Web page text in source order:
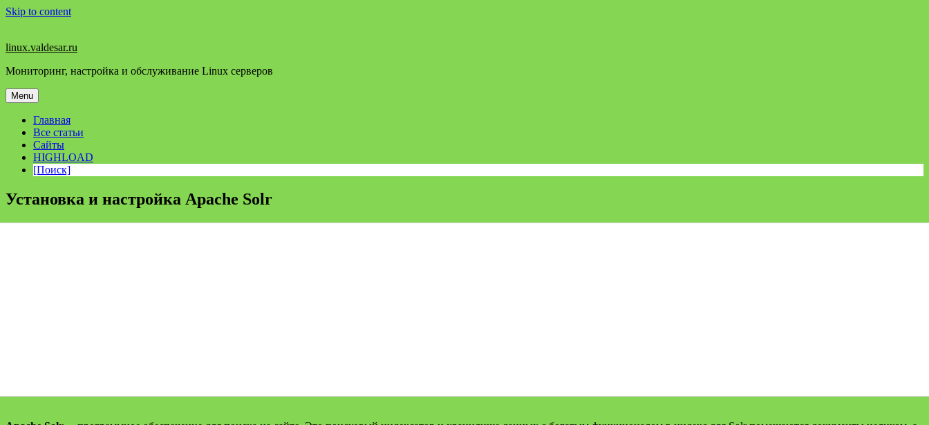
Skip to content
linux.valdesar.ru
Мониторинг, настройка и обслуживание Linux серверов
Menu
Главная
Все статьи
Сайты
HIGHLOAD
[Поиск]
Установка и настройка Apache Solr